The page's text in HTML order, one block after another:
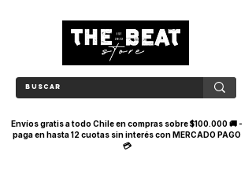
Envíos gratis a todo Chile en compras sobre $100.000 🚚 -
paga en hasta 12 cuotas sin interés con MERCADO PAGO
💳